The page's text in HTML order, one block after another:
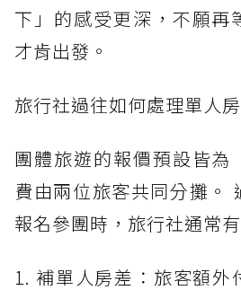
下」的感受更深，不願再
才肯出發。
旅行社過往如何處理單人房
團體旅遊的報價預設皆為
費由兩位旅客共同分攤。
報名參團時，旅行社通常
1. 補單人房差：旅客額外